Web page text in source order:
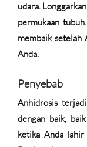
udara.
permukaan
membaik setelah
Anda.
Penyebab
Anhidrosis
dengan baik,
ketika Anda